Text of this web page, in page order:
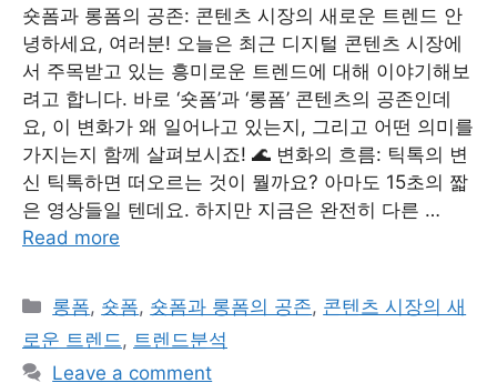
숏폼과 롱폼의 공존: 콘텐츠 시장의 새로운 트렌드 안
녕하세요, 여러분! 오늘은 최근 디지털 콘텐츠 시장에
서 주목받고 있는 흥미로운 트렌드에 대해 이야기해보
려고 합니다. 바로 ‘숏폼’과 ‘롱폼’ 콘텐츠의 공존인데
요, 이 변화가 왜 일어나고 있는지, 그리고 어떤 의미를
가지는지 함께 살펴보시죠! 🌊 변화의 흐름: 틱톡의 변
신 틱톡하면 떠오르는 것이 뭘까요? 아마도 15초의 짧
은 영상들일 텐데요. 하지만 지금은 완전히 다른 …
Read more
Categories
롱폼, 숏폼, 숏폼과 롱폼의 공존, 콘텐츠 시장의 새
로운 트렌드 , 트렌드분석
Leave a comment